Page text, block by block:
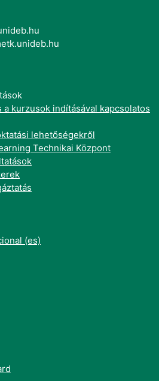
a kurzusok indításával kapcsolatos
lehetőségekről
Technikai Központ
‎(es)‎